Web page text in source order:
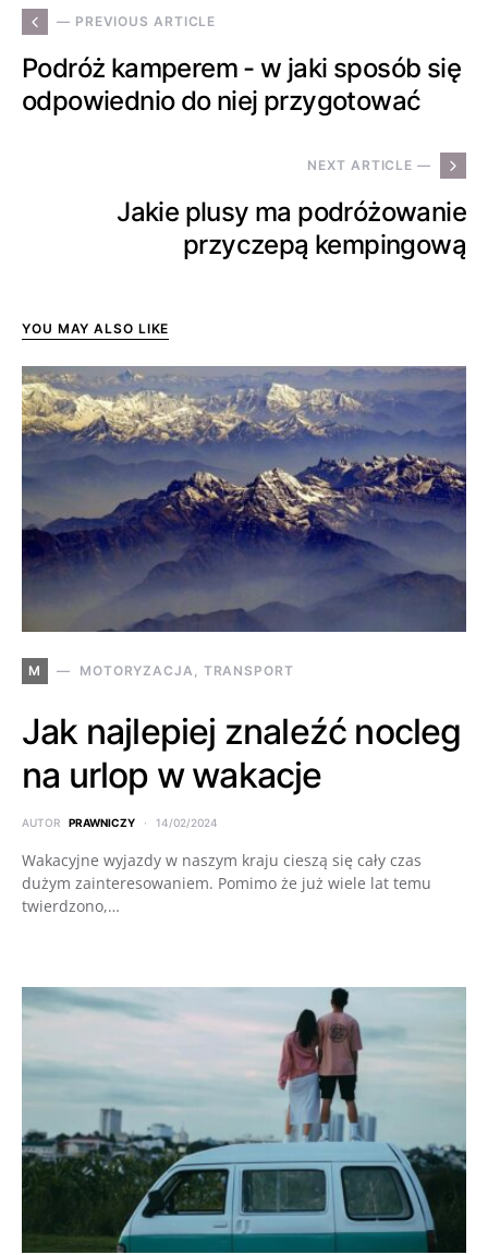
— PREVIOUS ARTICLE
Podróż kamperem - w jaki sposób się
odpowiednio do niej przygotować
NEXT ARTICLE —
Jakie plusy ma podróżowanie
przyczepą kempingową
YOU MAY ALSO LIKE
M MOTORYZACJA, TRANSPORT
Jak najlepiej znaleźć nocleg
na urlop w wakacje
AUTOR PRAWNICZY 14/02/2024
Wakacyjne wyjazdy w naszym kraju cieszą się cały czas
dużym zainteresowaniem. Pomimo że już wiele lat temu
twierdzono,…